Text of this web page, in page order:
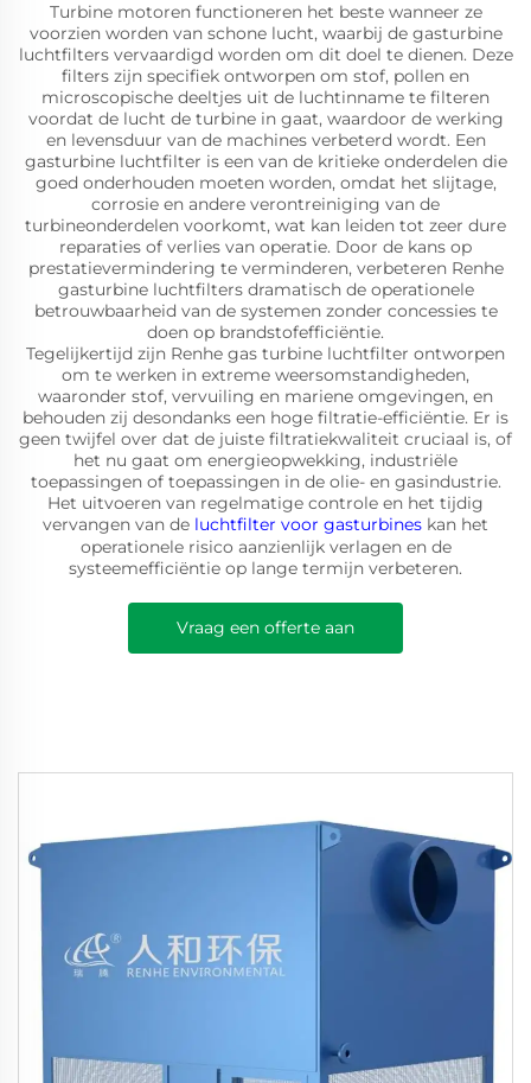
Turbine motoren functioneren het beste wanneer ze
voorzien worden van schone lucht, waarbij de gasturbine
luchtfilters vervaardigd worden om dit doel te dienen. Deze
filters zijn specifiek ontworpen om stof, pollen en
microscopische deeltjes uit de luchtinname te filteren
voordat de lucht de turbine in gaat, waardoor de werking
en levensduur van de machines verbeterd wordt. Een
gasturbine luchtfilter is een van de kritieke onderdelen die
goed onderhouden moeten worden, omdat het slijtage,
corrosie en andere verontreiniging van de
turbineonderdelen voorkomt, wat kan leiden tot zeer dure
reparaties of verlies van operatie. Door de kans op
prestatievermindering te verminderen, verbeteren Renhe
gasturbine luchtfilters dramatisch de operationele
betrouwbaarheid van de systemen zonder concessies te
doen op brandstofefficiëntie.
Tegelijkertijd zijn Renhe gas turbine luchtfilter ontworpen
om te werken in extreme weersomstandigheden,
waaronder stof, vervuiling en mariene omgevingen, en
behouden zij desondanks een hoge filtratie-efficiëntie. Er is
geen twijfel over dat de juiste filtratiekwaliteit cruciaal is, of
het nu gaat om energieopwekking, industriële
toepassingen of toepassingen in de olie- en gasindustrie.
Het uitvoeren van regelmatige controle en het tijdig
vervangen van de luchtfilter voor gasturbines kan het
operationele risico aanzienlijk verlagen en de
systeemefficiëntie op lange termijn verbeteren.
Vraag een offerte aan